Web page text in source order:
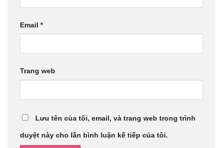
Email *
Trang web
Lưu tên của tôi, email, và trang web trong trình
duyệt này cho lần bình luận kế tiếp của tôi.